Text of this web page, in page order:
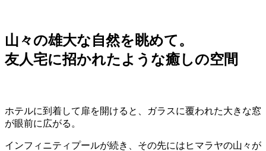
山々の雄大な自然を眺めて。
友人宅に招かれたような癒しの空間
ホテルに到着して扉を開けると、ガラスに覆われた大きな窓
が眼前に広がる。
インフィニティプールが続き、その先にはヒマラヤの山々が